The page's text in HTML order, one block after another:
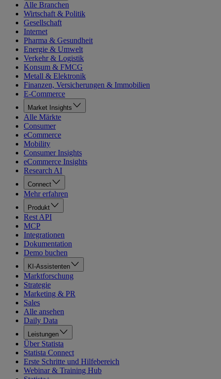
Alle Branchen
Wirtschaft & Politik
Gesellschaft
Internet
Pharma & Gesundheit
Energie & Umwelt
Verkehr & Logistik
Konsum & FMCG
Metall & Elektronik
Finanzen, Versicherungen & Immobilien
E-Commerce
Market Insights
Alle Märkte
Consumer
eCommerce
Mobility
Consumer Insights
eCommerce Insights
Research AI
Connect
Mehr erfahren
Produkt
Rest API
MCP
Integrationen
Dokumentation
Demo buchen
KI-Assistenten
Marktforschung
Strategie
Marketing & PR
Sales
Alle ansehen
Daily Data
Leistungen
Über Statista
Statista Connect
Erste Schritte und Hilfebereich
Webinar & Training Hub